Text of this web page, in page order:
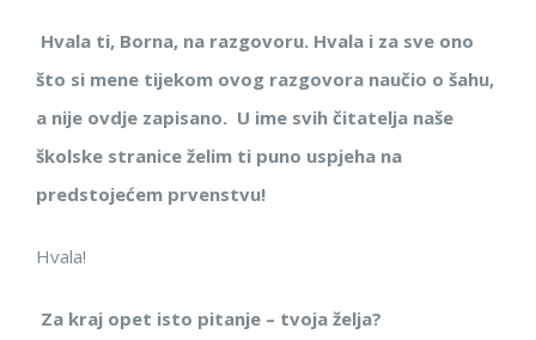
Hvala ti, Borna, na razgovoru. Hvala i za sve ono
što si mene tijekom ovog razgovora naučio o šahu,
a nije ovdje zapisano. U ime svih čitatelja naše
školske stranice želim ti puno uspjeha na
predstojećem prvenstvu!
Hvala!
Za kraj opet isto pitanje – tvoja želja?